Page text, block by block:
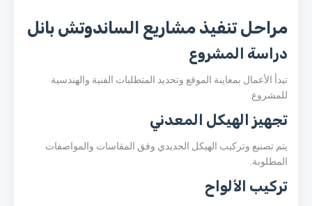
مراحل تنفيذ مشاريع الساندوتش بانل
دراسة المشروع
تبدأ الأعمال بمعاينة الموقع وتحديد المتطلبات الفنية والهندسية
للمشروع.
تجهيز الهيكل المعدني
يتم تصنيع وتركيب الهيكل الحديدي وفق المقاسات والمواصفات
المطلوبة.
تركيب الألواح